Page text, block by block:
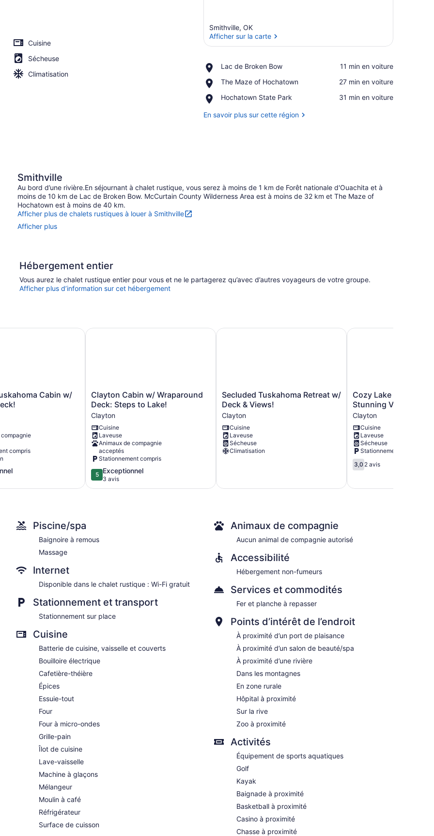
Cuisine
Sécheuse
Climatisation
Smithville, OK
Afficher sur la carte
Lac de Broken Bow
Place,
de
Bow
‪11 min en voiture‬
The Maze of Hochatown
Place,
Maze
Hochatown
‪27 min en voiture‬
Hochatown State Park
Place,
State
‪31 min en voiture‬
En savoir plus sur cette région
Smithville
Au bord d’une rivière.En séjournant à chalet rustique, vous serez à moins de 1 km de Forêt nationale d'Ouachita et à
moins de 10 km de Lac de Broken Bow. McCurtain County Wilderness Area est à moins de 32 km et The Maze of
Hochatown est à moins de 40 km.
Afficher plus de chalets rustiques à louer à Smithville
Afficher plus
Hébergement entier
Vous aurez le chalet rustique entier pour vous et ne le partagerez qu’avec d’autres voyageurs de votre groupe.
Afficher plus d’information sur cet hébergement
Cabin w/
compris
Cabin w/ Fire Pit & Deck!
Clayton
Cabin
w/
Wraparound
Deck:
Steps
to
Lake!
Clayton
Clayton Cabin w/ Wraparound
Deck: Steps to Lake!
Clayton
Cuisine
Laveuse
Animaux de compagnie
acceptés
Stationnement compris
5.0
sur
5,
5 Exceptionnel
3 avis
Clayton Cabin w/ Wraparound Deck: Steps to Lake!
Secluded
Tuskahoma
Retreat
w/
Deck
&
Views!
Clayton
Secluded Tuskahoma Retreat w/
Deck & Views!
Clayton
Cuisine
Laveuse
Sécheuse
Climatisation
Secluded Tuskahoma Retreat w/ Deck & Views!
Cozy
Lake
Sardis
Cabin
w/
Stunning
View!
Clayton
Cozy Lake Sardis
Stunning View!
Clayton
Cuisine
Laveuse
Sécheuse
Stationnement compris
3.0
sur
2 avis
3,0 2 avis
Cozy Lake Sardis
Piscine/spa
Baignoire à remous
Massage
Internet
Disponible dans le chalet rustique : Wi-Fi gratuit
Stationnement et transport
Stationnement sur place
Cuisine
Batterie de cuisine, vaisselle et couverts
Bouilloire électrique
Cafetière-théière
Épices
Essuie-tout
Four
Four à micro-ondes
Grille-pain
Îlot de cuisine
Lave-vaisselle
Machine à glaçons
Mélangeur
Moulin à café
Réfrigérateur
Surface de cuisson
Animaux de compagnie
Aucun animal de compagnie autorisé
Accessibilité
Hébergement non-fumeurs
Services et commodités
Fer et planche à repasser
Points d’intérêt de l’endroit
À proximité d’un port de plaisance
À proximité d’un salon de beauté/spa
À proximité d’une rivière
Dans les montagnes
En zone rurale
Hôpital à proximité
Sur la rive
Zoo à proximité
Activités
Équipement de sports aquatiques
Golf
Kayak
Baignade à proximité
Basketball à proximité
Casino à proximité
Chasse à proximité